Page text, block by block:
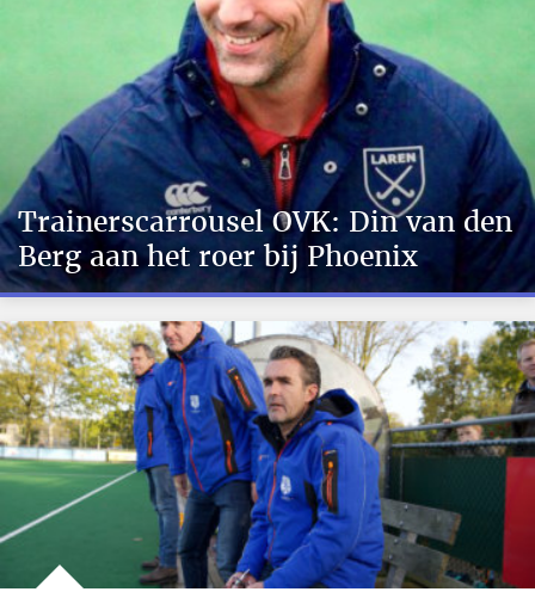
Trainerscarrousel OVK: Din van den
Berg aan het roer bij Phoenix